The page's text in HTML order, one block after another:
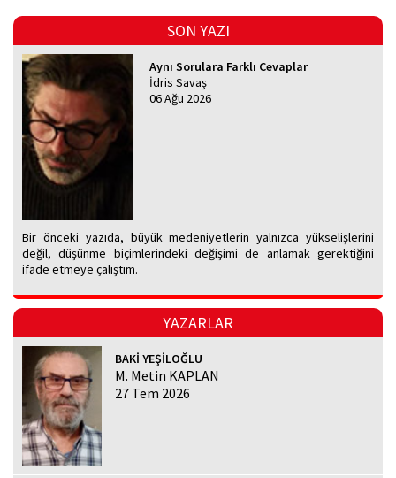
SON YAZI
Aynı Sorulara Farklı Cevaplar
İdris Savaş
06 Ağu 2026
Bir önceki yazıda, büyük medeniyetlerin yalnızca yükselişlerini
değil, düşünme biçimlerindeki değişimi de anlamak gerektiğini
ifade etmeye çalıştım.
YAZARLAR
BAKİ YEŞİLOĞLU
M. Metin KAPLAN
27 Tem 2026